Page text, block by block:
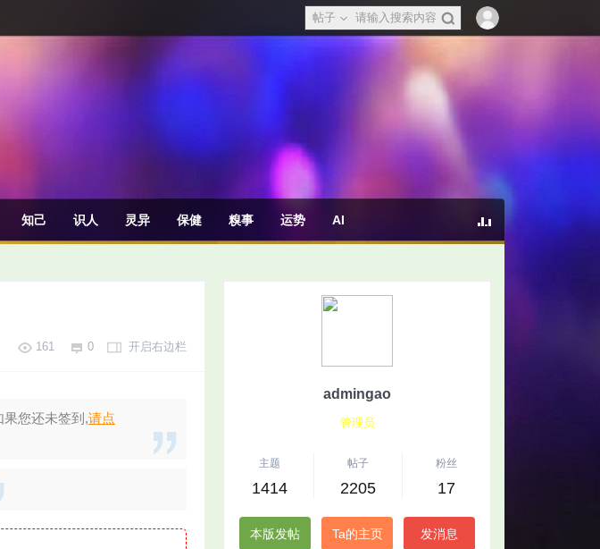
帖子
知己 识人 灵异 保健 糗事 运势 AI
admingao
管理员
主题
1414
帖子
2205
粉丝
17
本版发帖 Ta的主页 发消息
开启右边栏
161 0
您还未签到,请点